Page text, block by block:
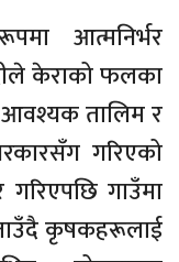
आत्मनिर्भर
केराको फलका
आवश्यक तालिम र
गरिएको
गरिएपछि गाउँमा
कृषकहरूलाई